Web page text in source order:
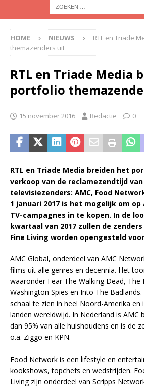
HOME NIEUWS
RTL en Triade
themazenders uit
RTL en Triade Media
portfolio
15 november 2016 Redactie 0
RTL en Triade Media breiden het
verkoop van de reclamezendtijd
televisiezenders: AMC, Food
1 januari 2017 is het mogelijk om op
TV-campagnes in te kopen. In de
kwartaal van 2017 zullen de
Fine Living worden opengesteld
AMC Global, onderdeel van AMC
films uit alle genres en decennia. Het
waaronder Fear The Walking Dead, The
Washington Spies en Into The
schaal te zien in heel Noord-Amerika en
landen wereldwijd. In Nederland is AMC
dan 95% van alle huishoudens en is de
o.a. Ziggo en KPN.
Food Network is een lifestyle en
kookshows, topchefs en wedstrijden.
Living zijn onderdeel van Scripps